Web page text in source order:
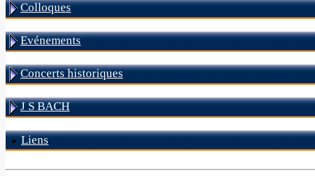
Colloques
Evénements
Concerts historiques
J S BACH
Liens